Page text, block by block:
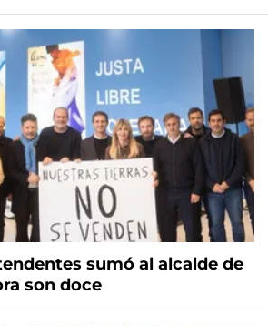
sumó al alcalde de
son doce